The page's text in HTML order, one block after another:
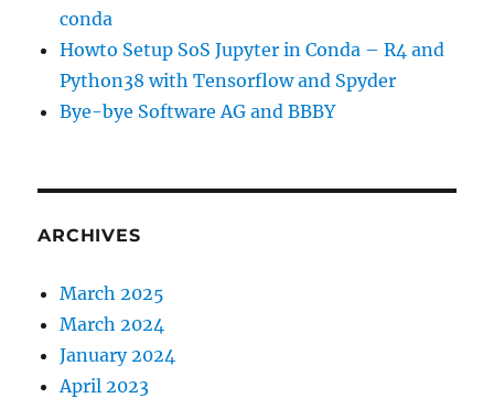
conda
Howto Setup SoS Jupyter in Conda – R4 and
Python38 with Tensorflow and Spyder
Bye-bye Software AG and BBBY
ARCHIVES
March 2025
March 2024
January 2024
April 2023